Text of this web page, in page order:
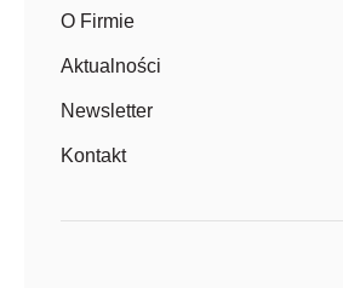
O Firmie
Aktualności
Newsletter
Kontakt